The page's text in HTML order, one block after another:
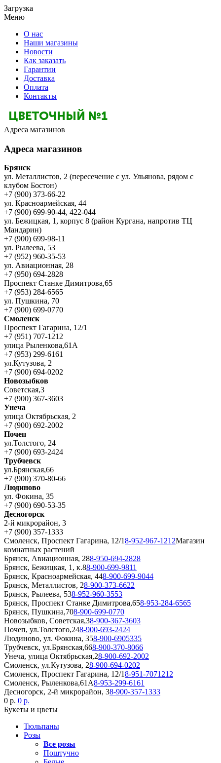
Загрузка
Меню
О нас
Наши магазины
Новости
Как заказать
Гарантии
Доставка
Оплата
Контакты
Адреса магазинов
Адреса магазинов
Брянск
ул. Металлистов, 2 (пересечение с ул. Ульянова, рядом с
клубом Бостон)
+7 (900) 373-66-22
ул. Красноармейская, 44
+7 (900) 699-90-44, 422-044
ул. Бежицкая, 1, корпус 8 (район Кургана, напротив ТЦ
Мандарин)
+7 (900) 699-98-11
ул. Рылеева, 53
+7 (952) 960-35-53
ул. Авиационная, 28
+7 (950) 694-2828
Проспект Станке Димитрова,65
+7 (953) 284-6565
ул. Пушкина, 70
+7 (900) 699-0770
Смоленск
Проспект Гагарина, 12/1
+7 (951) 707-1212
улица Рыленкова,61А
+7 (953) 299-6161
ул.Кутузова, 2
+7 (900) 694-0202
Новозыбков
Советская,3
+7 (900) 367-3603
Унеча
улица Октябрьская, 2
+7 (900) 692-2002
Почеп
ул.Толстого, 24
+7 (900) 693-2424
Трубчевск
ул.Брянская,66
+7 (900) 370-80-66
Людиново
ул. Фокина, 35
+7 (900) 690-53-35
Десногорск
2-й микрорайон, 3
+7 (900) 357-1333
Смоленск, Проспект Гагарина, 12/18-952-967-1212Магазин
комнатных растений
Брянск, Авиационная, 288-950-694-2828
Брянск, Бежицкая, 1, к.88-900-699-9811
Брянск, Красноармейская, 448-900-699-9044
Брянск, Металлистов, 28-900-373-6622
Брянск, Рылеева, 538-952-960-3553
Брянск, Проспект Станке Димитрова,658-953-284-6565
Брянск, Пушкина,708-900-699-0770
Новозыбков, Советская,38-900-367-3603
Почеп, ул.Толстого,248-900-693-2424
Людиново, ул. Фокина, 358-900-6905335
Трубчевск, ул.Брянская,668-900-370-8066
Унеча, улица Октябрьская,28-900-692-2002
Смоленск, ул.Кутузова, 28-900-694-0202
Смоленск, Проспект Гагарина, 12/18-951-7071212
Смоленск, Рыленкова,61А8-953-299-6161
Десногорск, 2-й микрорайон, 38-900-357-1333
0 р. 0 р.
Букеты и цветы
Тюльпаны
Розы
Все розы
Поштучно